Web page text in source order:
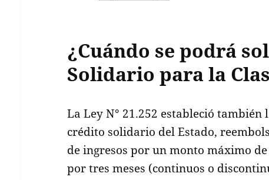
¿Cuándo se podrá
Solidario para la
La Ley N° 21.252 estableció
crédito solidario del Estado,
de ingresos por un monto máximo
por tres meses (continuos o